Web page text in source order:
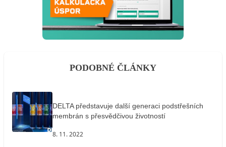
PODOBNÉ ČLÁNKY
DELTA představuje další generaci podstřešních
membrán s přesvědčivou životností
8. 11. 2022